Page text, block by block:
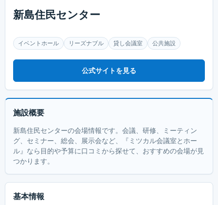
新島住民センター
イベントホール リーズナブル 貸し会議室 公共施設
公式サイトを見る
施設概要
新島住民センターの会場情報です。会議、研修、ミーティン
グ、セミナー、総会、展示会など、『ミツカル会議室とホー
ル』なら目的や予算に口コミから探せて、おすすめの会場が見
つかります。
基本情報